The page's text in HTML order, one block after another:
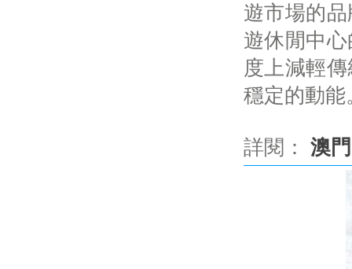
遊市場的
遊休閒中
度上減輕
穩定的動能
詳閱： 澳